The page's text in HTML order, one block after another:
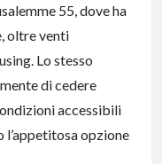
55, dove ha
oltre venti
Lo stesso
di cedere
accessibili
l’appetitosa opzione